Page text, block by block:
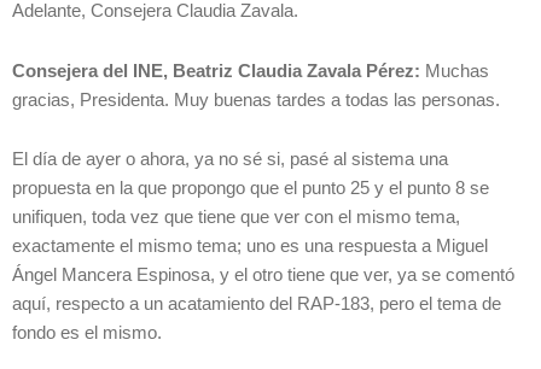
Adelante, Consejera Claudia Zavala.
Consejera del INE, Beatriz Claudia Zavala Pérez: Muchas
gracias, Presidenta. Muy buenas tardes a todas las personas.
El día de ayer o ahora, ya no sé si, pasé al sistema una
propuesta en la que propongo que el punto 25 y el punto 8 se
unifiquen, toda vez que tiene que ver con el mismo tema,
exactamente el mismo tema; uno es una respuesta a Miguel
Ángel Mancera Espinosa, y el otro tiene que ver, ya se comentó
aquí, respecto a un acatamiento del RAP-183, pero el tema de
fondo es el mismo.